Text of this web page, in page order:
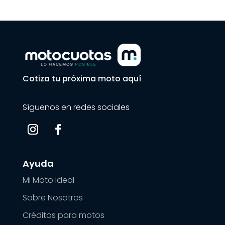
Cotiza tu próxima moto aquí
Síguenos en redes sociales
Ayuda
Mi Moto Ideal
Sobre Nosotros
Créditos para motos